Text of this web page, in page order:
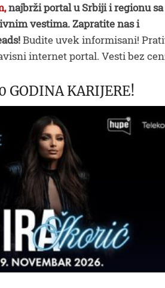
najbrži portal u Srbiji i regionu
vestima. Zapratite nas i
Budite uvek informisani!
internet portal. Vesti bez
GODINA KARIJERE!